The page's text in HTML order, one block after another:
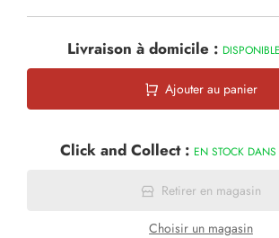
Livraison à domicile :
Ajouter au panier
Click and Collect : EN STOCK
Retirer en magasin
Choisir un magasin